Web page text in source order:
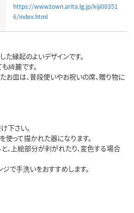
https://www.town.arita.lg.jp/kiji00351
6/index.html
縁起のよいデザインです。
綺麗です。
お皿は、普段使いやお祝いの席、贈り物に
下さい。
使って描かれた器になります。
、上絵部分が剥がれたり、変色する場合
で手洗いをおすすめします。